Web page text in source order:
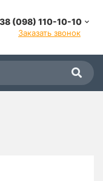
(098) 110-10-10
Заказать звонок